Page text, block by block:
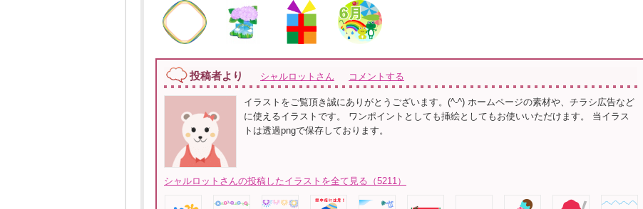
投稿者より シャルロットさん コメントする
イラストをご覧頂き誠にありがとうございます。(^-^) ホームページの素材や、チラシ広告など
に使えるイラストです。 ワンポイントとしても挿絵としてもお使いいただけます。 当イラス
トは透過pngで保存しております。
シャルロットさんの投稿したイラストを全て見る（5211）